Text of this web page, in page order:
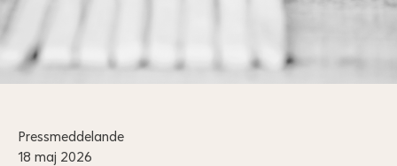
Pressmeddelande
18 maj 2026